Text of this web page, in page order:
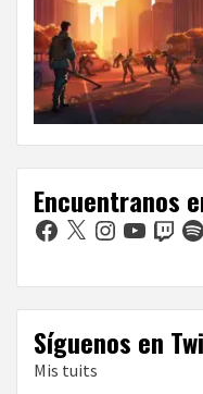
Encuentranos
Facebook
X Instagram
YouTubeTwitch
Síguenos en
Mis tuits